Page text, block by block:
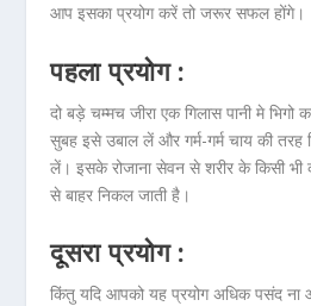
आप इसका प्रयोग करें तो जरूर सफल होंगे।
पहला प्रयोग :
दो बड़े चम्मच जीरा एक गिलास पानी मे
सुबह इसे उबाल लें और गर्म-गर्म चाय की तरह
लें। इसके रोजाना सेवन से शरीर के किसी भी
से बाहर निकल जाती है।
दूसरा प्रयोग :
किंतु यदि आपको यह प्रयोग अधिक पसंद ना